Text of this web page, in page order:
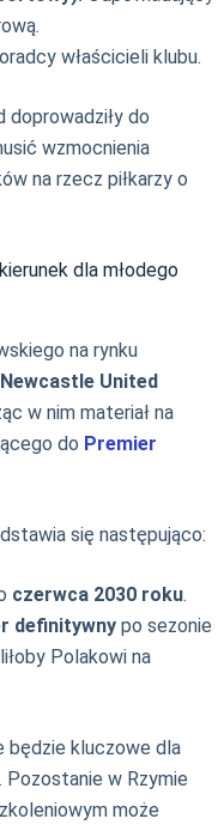
właścicieli klubu.
doprowadziły do
wzmocnienia
na rzecz piłkarzy o
dla młodego
na rynku
Newcastle United
w nim materiał na
do Premier
się następująco:
czerwca 2030 roku.
definitywny po sezonie
Polakowi na
będzie kluczowe dla
Pozostanie w Rzymie
może